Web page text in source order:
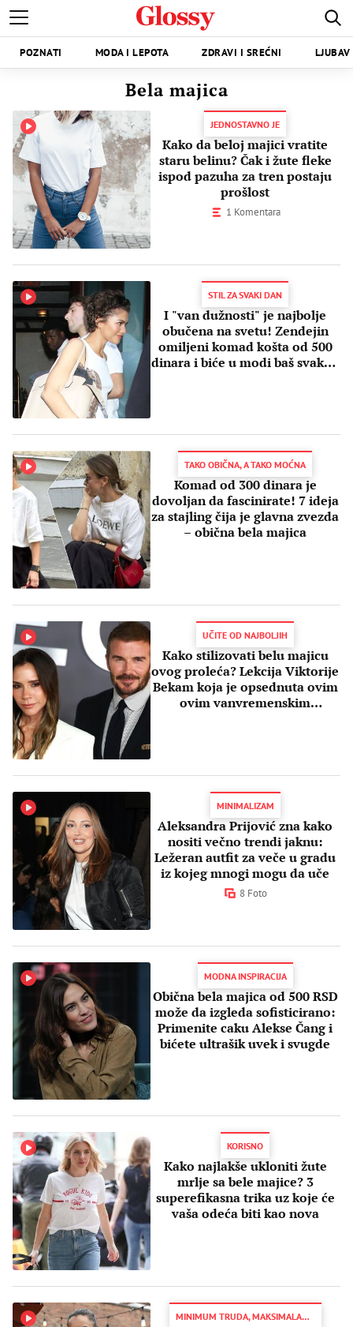
POZNATI MODA I LEPOTA ZDRAVI I SREĆNI
Bela majica
JEDNOSTAVNO JE
Kako da beloj majici vratite
staru belinu? Čak i žute fleke
ispod pazuha za tren postaju
prošlost
1 Komentara
STIL ZA SVAKI DAN
I "van dužnosti" je najbolje
obučena na svetu! Zendejin
omiljeni komad košta od 500
dinara i biće u modi baš svakog
TAKO OBIČNA, A TAKO MOĆNA
Komad od 300 dinara je
dovoljan da fascinirate! 7 ideja
za stajling čija je glavna zvezda
– obična bela majica
UČITE OD NAJBOLJIH
Kako stilizovati belu majicu
ovog proleća? Lekcija Viktorije
Bekam koja je opsednuta ovim
ovim vanvremenskim
MINIMALIZAM
Aleksandra Prijović zna kako
nositi večno trendi jaknu:
Ležeran autfit za veče u gradu
iz kojeg mnogi mogu da uče
8 Foto
MODNA INSPIRACIJA
Obična bela majica od 500 RSD
može da izgleda sofisticirano:
Primenite caku Alekse Čang i
bićete ultrašik uvek i svugde
KORISNO
Kako najlakše ukloniti žute
mrlje sa bele majice? 3
superefikasna trika uz koje će
vaša odeća biti kao nova
MINIMUM TRUDA, MAKSIMALAN EFEKAT